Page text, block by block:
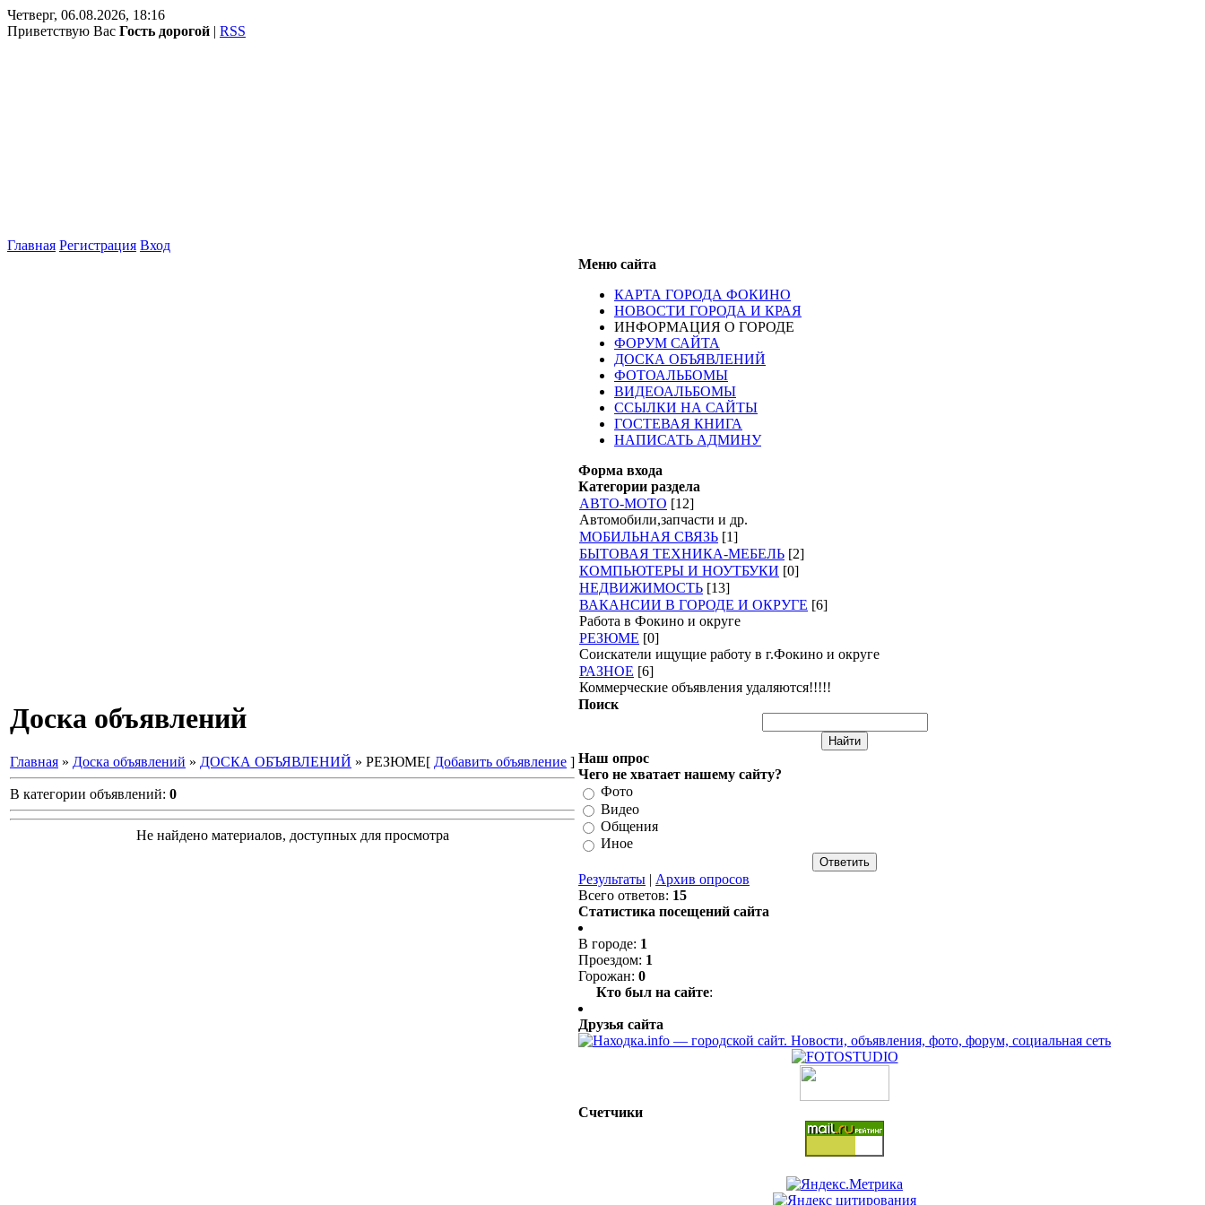
Четверг, 06.08.2026, 18:16
Приветствую Вас Гость дорогой | RSS
Главная Регистрация Вход
Доска объявлений
Главная » Доска объявлений » ДОСКА ОБЪЯВЛЕНИЙ » РЕЗЮМЕ[ Добавить объявление ]
В категории объявлений: 0
Не найдено материалов, доступных для просмотра
Меню сайта
КАРТА ГОРОДА ФОКИНО
НОВОСТИ ГОРОДА И КРАЯ
ИНФОРМАЦИЯ О ГОРОДЕ
ФОРУМ САЙТА
ДОСКА ОБЪЯВЛЕНИЙ
ФОТОАЛЬБОМЫ
ВИДЕОАЛЬБОМЫ
ССЫЛКИ НА САЙТЫ
ГОСТЕВАЯ КНИГА
НАПИСАТЬ АДМИНУ
Форма входа
Категории раздела
АВТО-МОТО [12]
Автомобили,запчасти и др.
МОБИЛЬНАЯ СВЯЗЬ [1]
БЫТОВАЯ ТЕХНИКА-МЕБЕЛЬ [2]
КОМПЬЮТЕРЫ И НОУТБУКИ [0]
НЕДВИЖИМОСТЬ [13]
ВАКАНСИИ В ГОРОДЕ И ОКРУГЕ [6]
Работа в Фокино и округе
РЕЗЮМЕ [0]
Соискатели ищущие работу в г.Фокино и округе
РАЗНОЕ [6]
Коммерческие объявления удаляются!!!!!
Поиск
Наш опрос
Чего не хватает нашему сайту?
Фото
Видео
Общения
Иное
Результаты | Архив опросов
Всего ответов: 15
Статистика посещений сайта
В городе: 1
Проездом: 1
Горожан: 0
Кто был на сайте:
Друзья сайта
Счетчики